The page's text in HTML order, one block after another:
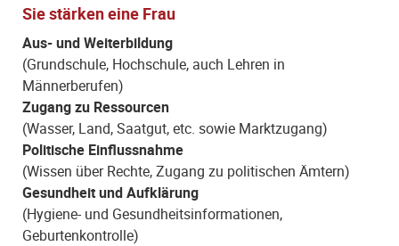
Sie stärken eine Frau
Aus- und Weiterbildung
(Grundschule, Hochschule, auch Lehren in
Männerberufen)
Zugang zu Ressourcen
(Wasser, Land, Saatgut, etc. sowie Marktzugang)
Politische Einflussnahme
(Wissen über Rechte, Zugang zu politischen Ämtern)
Gesundheit und Aufklärung
(Hygiene- und Gesundheitsinformationen,
Geburtenkontrolle)